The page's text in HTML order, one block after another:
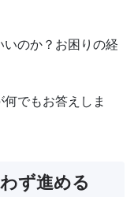
いのか？お困りの経
でもお答えしま
ず進める